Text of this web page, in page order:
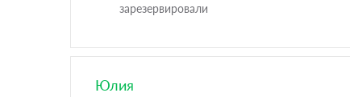
зарезервировали
Юлия